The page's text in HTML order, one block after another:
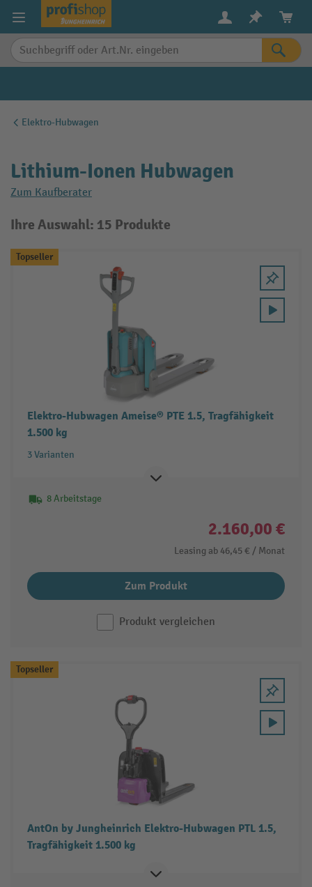
springen
Elektro-Hubwagen
Lithium-Ionen Hubwagen
Zum Kaufberater
Ihre Auswahl: 15 Produkte
Topseller
Elektro-Hubwagen Ameise® PTE 1.5, Tragfähigkeit
1.500 kg
3 Varianten
8 Arbeitstage
2.160,00 €
Leasing ab 46,45 € / Monat
Zum Produkt
Produkt vergleichen
Topseller
AntOn by Jungheinrich Elektro-Hubwagen PTL 1.5,
Tragfähigkeit 1.500 kg